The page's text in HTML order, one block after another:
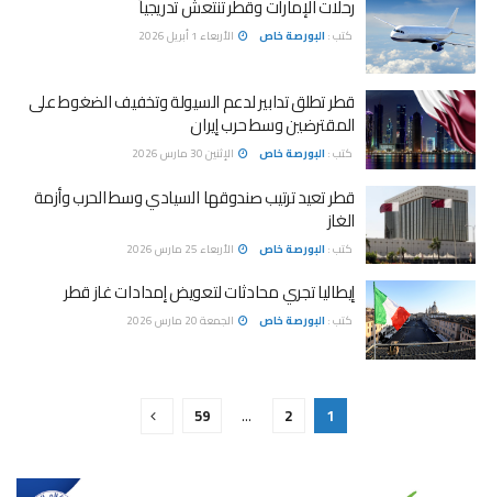
رحلات الإمارات وقطر تنتعش تدريجياً
كتب : البورصة خاص الأربعاء 1 أبريل 2026
قطر تطلق تدابير لدعم السيولة وتخفيف الضغوط على
المقترضين وسط حرب إيران
كتب : البورصة خاص الإثنين 30 مارس 2026
قطر تعيد ترتيب صندوقها السيادي وسط الحرب وأزمة
الغاز
كتب : البورصة خاص الأربعاء 25 مارس 2026
إيطاليا تجري محادثات لتعويض إمدادات غاز قطر
كتب : البورصة خاص الجمعة 20 مارس 2026
1
2
…
59